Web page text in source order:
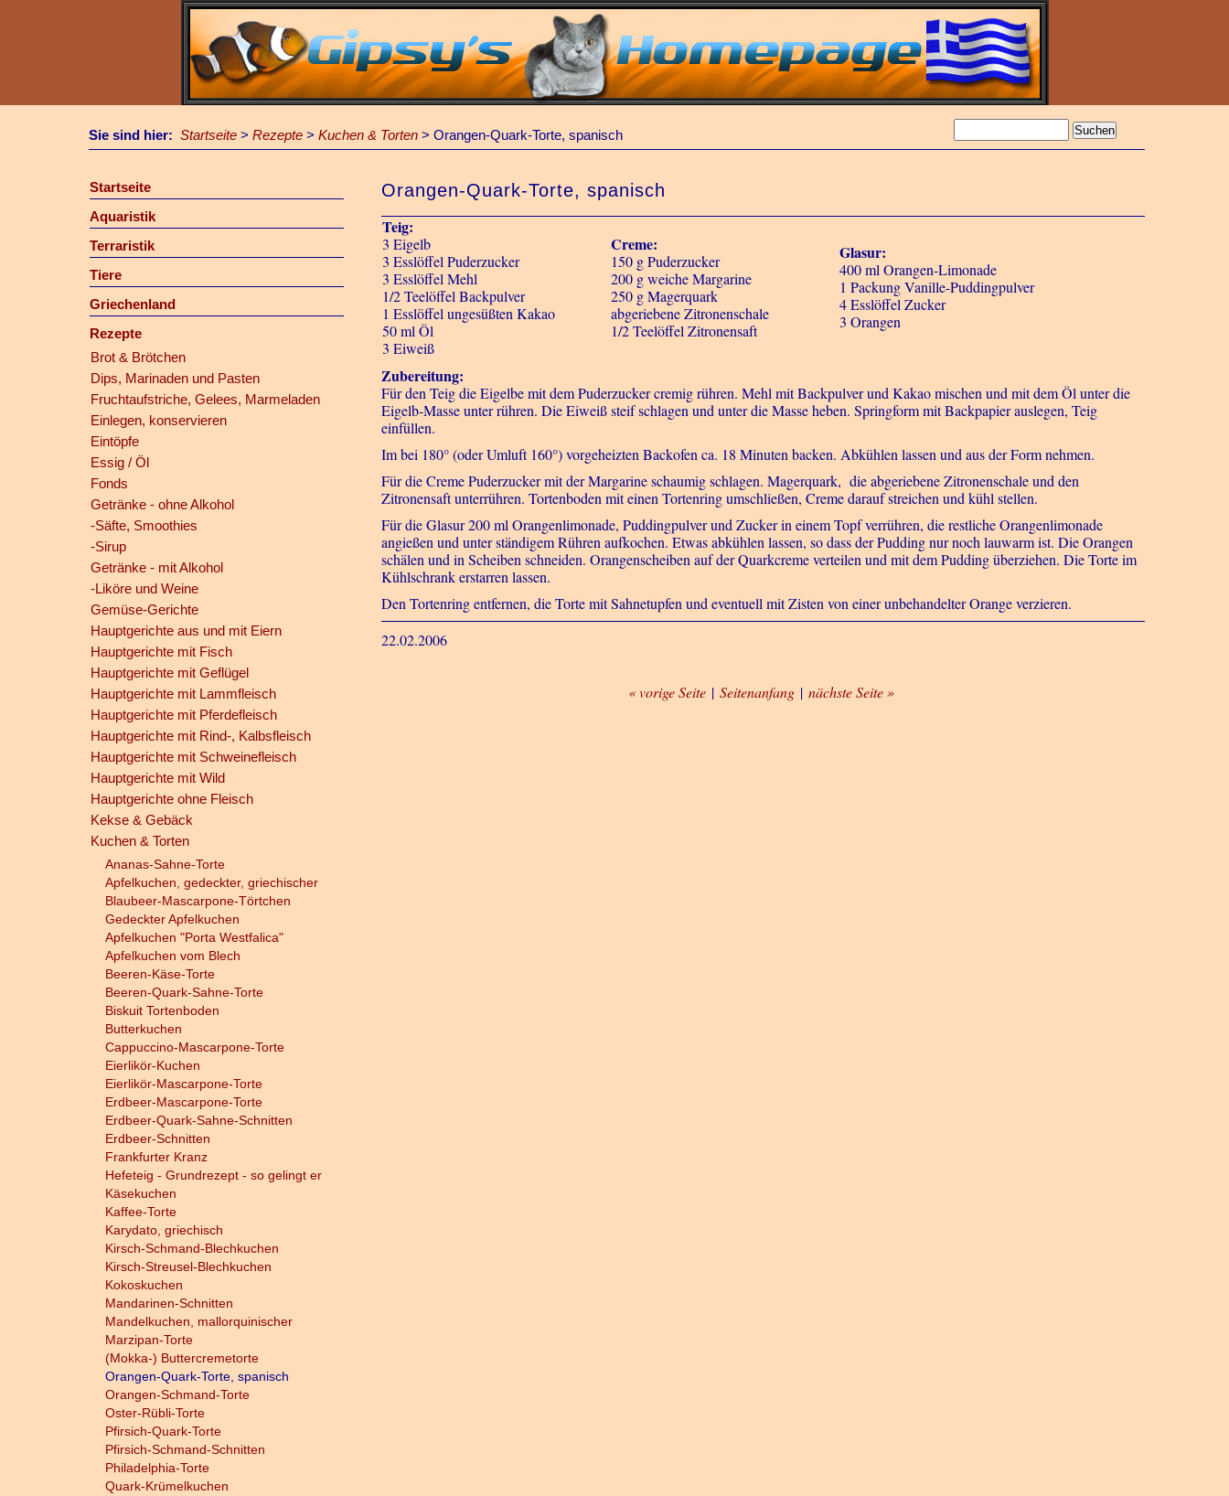
Sie sind hier: Startseite > Rezepte > Kuchen & Torten > Orangen-Quark-Torte, spanisch
Startseite
Aquaristik
Terraristik
Tiere
Griechenland
Rezepte
Brot & Brötchen
Dips, Marinaden und Pasten
Fruchtaufstriche, Gelees, Marmeladen
Einlegen, konservieren
Eintöpfe
Essig / Öl
Fonds
Getränke - ohne Alkohol
-Säfte, Smoothies
-Sirup
Getränke - mit Alkohol
-Liköre und Weine
Gemüse-Gerichte
Hauptgerichte aus und mit Eiern
Hauptgerichte mit Fisch
Hauptgerichte mit Geflügel
Hauptgerichte mit Lammfleisch
Hauptgerichte mit Pferdefleisch
Hauptgerichte mit Rind-, Kalbsfleisch
Hauptgerichte mit Schweinefleisch
Hauptgerichte mit Wild
Hauptgerichte ohne Fleisch
Kekse & Gebäck
Kuchen & Torten
Ananas-Sahne-Torte
Apfelkuchen, gedeckter, griechischer
Blaubeer-Mascarpone-Törtchen
Gedeckter Apfelkuchen
Apfelkuchen "Porta Westfalica"
Apfelkuchen vom Blech
Beeren-Käse-Torte
Beeren-Quark-Sahne-Torte
Biskuit Tortenboden
Butterkuchen
Cappuccino-Mascarpone-Torte
Eierlikör-Kuchen
Eierlikör-Mascarpone-Torte
Erdbeer-Mascarpone-Torte
Erdbeer-Quark-Sahne-Schnitten
Erdbeer-Schnitten
Frankfurter Kranz
Hefeteig - Grundrezept - so gelingt er
Käsekuchen
Kaffee-Torte
Karydato, griechisch
Kirsch-Schmand-Blechkuchen
Kirsch-Streusel-Blechkuchen
Kokoskuchen
Mandarinen-Schnitten
Mandelkuchen, mallorquinischer
Marzipan-Torte
(Mokka-) Buttercremetorte
Orangen-Quark-Torte, spanisch
Orangen-Schmand-Torte
Oster-Rübli-Torte
Pfirsich-Quark-Torte
Pfirsich-Schmand-Schnitten
Philadelphia-Torte
Quark-Krümelkuchen
Orangen-Quark-Torte, spanisch
Teig:
3 Eigelb
3 Esslöffel Puderzucker
3 Esslöffel Mehl
1/2 Teelöffel Backpulver
1 Esslöffel ungesüßten Kakao
50 ml Öl
3 Eiweiß
Creme:
150 g Puderzucker
200 g weiche Margarine
250 g Magerquark
abgeriebene Zitronenschale
1/2 Teelöffel Zitronensaft
Glasur:
400 ml Orangen-Limonade
1 Packung Vanille-Puddingpulver
4 Esslöffel Zucker
3 Orangen
Zubereitung:
Für den Teig die Eigelbe mit dem Puderzucker cremig rühren. Mehl mit Backpulver und Kakao mischen und mit dem Öl unter die
Eigelb-Masse unter rühren. Die Eiweiß steif schlagen und unter die Masse heben. Springform mit Backpapier auslegen, Teig
einfüllen.
Im bei 180° (oder Umluft 160°) vorgeheizten Backofen ca. 18 Minuten backen. Abkühlen lassen und aus der Form nehmen.
Für die Creme Puderzucker mit der Margarine schaumig schlagen. Magerquark, die abgeriebene Zitronenschale und den
Zitronensaft unterrühren. Tortenboden mit einen Tortenring umschließen, Creme darauf streichen und kühl stellen.
Für die Glasur 200 ml Orangenlimonade, Puddingpulver und Zucker in einem Topf verrühren, die restliche Orangenlimonade
angießen und unter ständigem Rühren aufkochen. Etwas abkühlen lassen, so dass der Pudding nur noch lauwarm ist. Die Orangen
schälen und in Scheiben schneiden. Orangenscheiben auf der Quarkcreme verteilen und mit dem Pudding überziehen. Die Torte im
Kühlschrank erstarren lassen.
Den Tortenring entfernen, die Torte mit Sahnetupfen und eventuell mit Zisten von einer unbehandelter Orange verzieren.
22.02.2006
« vorige Seite | Seitenanfang | nächste Seite »